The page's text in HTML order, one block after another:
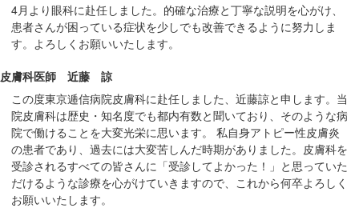
4月より眼科に赴任しました。的確な治療と丁寧な説明を心がけ、
患者さんが困っている症状を少しでも改善できるように努力しま
す。よろしくお願いいたします。
皮膚科医師 近藤 諒
この度東京逓信病院皮膚科に赴任しました、近藤諒と申します。当
院皮膚科は歴史・知名度でも都内有数と聞いており、そのような病
院で働けることを大変光栄に思います。 私自身アトピー性皮膚炎
の患者であり、過去には大変苦しんだ時期がありました。皮膚科を
受診されるすべての皆さんに「受診してよかった！」と思っていた
だけるような診療を心がけていきますので、これから何卒よろしく
お願いいたします。